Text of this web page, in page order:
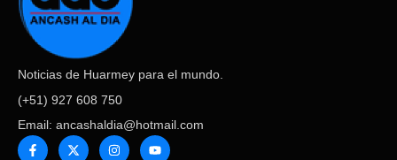
Noticias de Huarmey para el mundo.
(+51) 927 608 750
Email: ancashaldia@hotmail.com